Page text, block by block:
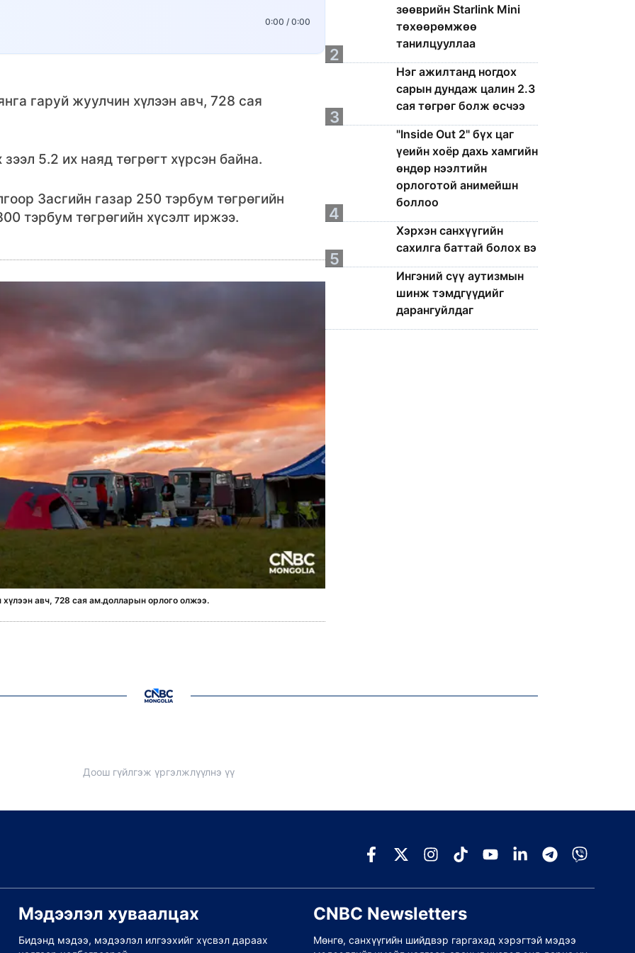
0:00 / 0:00
гаруй жуулчин хүлээн авч, 728 сая
5.2 их наяд төгрөгт хүрсэн байна.
Засгийн газар 250 тэрбум төгрөгийн
тэрбум төгрөгийн хүсэлт иржээ.
авч, 728 сая ам.долларын орлого олжээ.
зөөврийн Starlink Mini
төхөөрөмжөө
танилцууллаа
2
Нэг ажилтанд ногдох
сарын дундаж цалин 2.3
сая төгрөг болж өсчээ
3
"Inside Out 2" бүх цаг
үеийн хоёр дахь хамгийн
өндөр нээлтийн
орлоготой анимейшн
боллоо
4
Хэрхэн санхүүгийн
сахилга баттай болох вэ
5
Ингэний сүү аутизмын
шинж тэмдгүүдийг
дарангуйлдаг
Доош гүйлгэж үргэлжлүүлнэ үү
Мэдээлэл хуваалцах
Бидэнд мэдээ, мэдээлэл илгээхийг хүсвэл дараах
CNBC Newsletters
Мөнгө, санхүүгийн шийдвэр гаргахад хэрэгтэй мэдээ